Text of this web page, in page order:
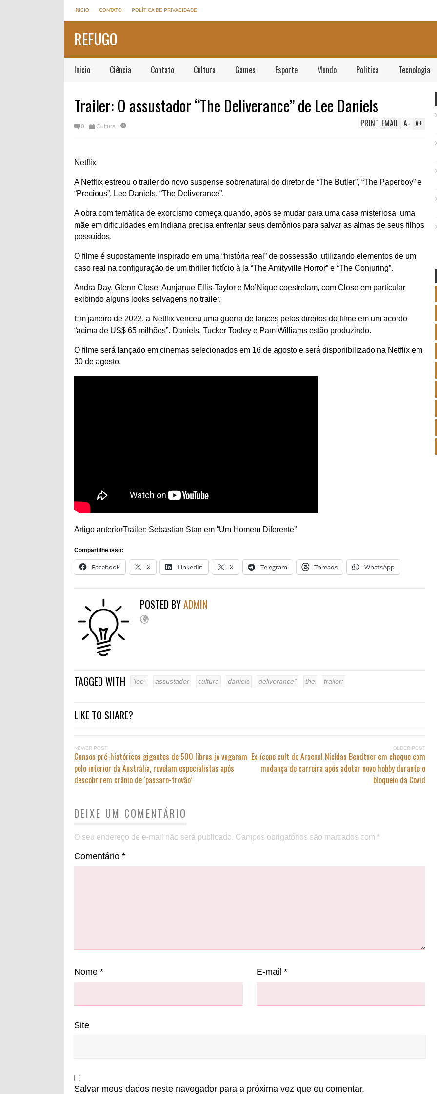
INICIO CONTATO POLÍTICA DE PRIVACIDADE
REFUGO
Inicio Ciência Contato Cultura Games Esporte Mundo Politica Tecnologia
Trailer: O assustador “The Deliverance” de Lee Daniels
0 Cultura A+
A-
EMAIL
PRINT
Netflix
A Netflix estreou o trailer do novo suspense sobrenatural do diretor de “The Butler”, “The Paperboy” e
“Precious”, Lee Daniels, “The Deliverance”.
A obra com temática de exorcismo começa quando, após se mudar para uma casa misteriosa, uma
mãe em dificuldades em Indiana precisa enfrentar seus demônios para salvar as almas de seus filhos
possuídos.
O filme é supostamente inspirado em uma “história real” de possessão, utilizando elementos de um
caso real na configuração de um thriller fictício à la “The Amityville Horror” e “The Conjuring”.
Andra Day, Glenn Close, Aunjanue Ellis-Taylor e Mo’Nique coestrelam, com Close em particular
exibindo alguns looks selvagens no trailer.
Em janeiro de 2022, a Netflix venceu uma guerra de lances pelos direitos do filme em um acordo
“acima de US$ 65 milhões”. Daniels, Tucker Tooley e Pam Williams estão produzindo.
O filme será lançado em cinemas selecionados em 16 de agosto e será disponibilizado na Netflix em
30 de agosto.
Artigo anteriorTrailer: Sebastian Stan em “Um Homem Diferente”
Compartilhe isso:
Facebook X LinkedIn X Telegram Threads WhatsApp
POSTED BYADMIN
TAGGED WITH “lee” assustador cultura daniels deliverance” the trailer:
LIKE TO SHARE?
NEWER POST
Gansos pré-históricos gigantes de 500 libras já vagaram
pelo interior da Austrália, revelam especialistas após
descobrirem crânio de ‘pássaro-trovão’
OLDER POST
Ex-ícone cult do Arsenal Nicklas Bendtner em choque com
mudança de carreira após adotar novo hobby durante o
bloqueio da Covid
DEIXE UM COMENTÁRIO
O seu endereço de e-mail não será publicado. Campos obrigatórios são marcados com *
Comentário *
Nome * E-mail*
Site
Salvar meus dados neste navegador para a próxima vez que eu comentar.